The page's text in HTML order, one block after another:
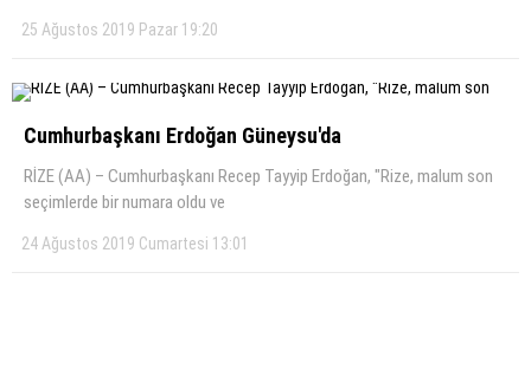
25 Ağustos 2019 Pazar 19:20
Cumhurbaşkanı Erdoğan Güneysu'da
RİZE (AA) – Cumhurbaşkanı Recep Tayyip Erdoğan, "Rize, malum son
seçimlerde bir numara oldu ve
24 Ağustos 2019 Cumartesi 13:01